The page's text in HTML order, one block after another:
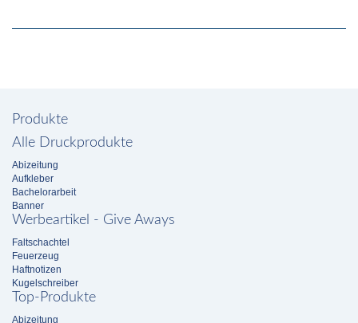
Produkte
Alle Druckprodukte
Abizeitung
Aufkleber
Bachelorarbeit
Banner
Werbeartikel - Give Aways
Faltschachtel
Feuerzeug
Haftnotizen
Kugelschreiber
Top-Produkte
Abizeitung